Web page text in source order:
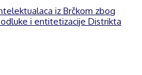
iz Brčkom zbog
i entitetizacije Distrikta